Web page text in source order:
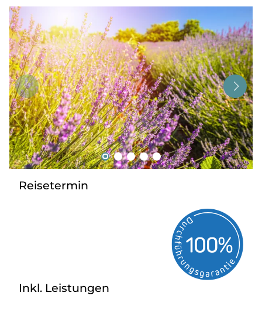
Start
Mehrtagesreisen
Tagesreisen
Bus anmieten
Service
Kontakt
Reisetermin
Inkl. Leistungen